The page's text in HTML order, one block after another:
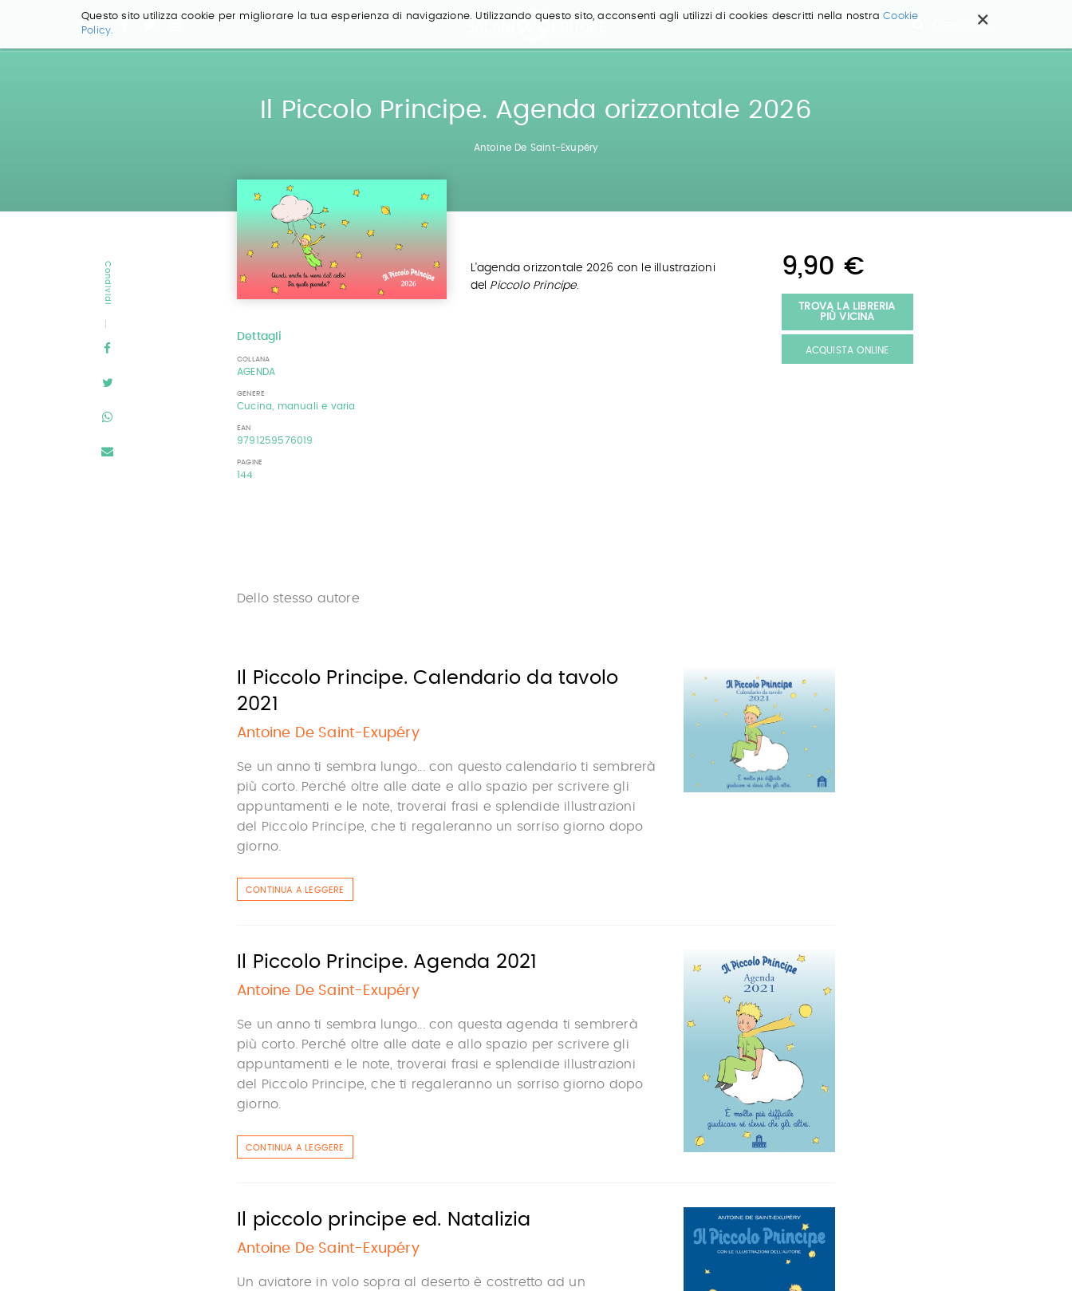
×
Questo sito utilizza cookie per migliorare la tua esperienza di navigazione. Utilizzando questo sito, acconsenti agli utilizzi di cookies descritti nella nostraCookie
Policy.
Cerca ...
Il Piccolo Principe. Agenda orizzontale 2026
Antoine De Saint-Exupéry
Condividi
Dettagli
COLLANA
AGENDA
GENERE
Cucina, manuali e varia
EAN
9791259576019
PAGINE
144
L'agenda orizzontale 2026 con le illustrazioni
del Piccolo Principe.
9,90 €
TROVA LA LIBRERIA
PIÙ VICINA
ACQUISTA ONLINE
Dello stesso autore
Il Piccolo Principe. Calendario da tavolo
2021
Antoine De Saint-Exupéry
Se un anno ti sembra lungo... con questo calendario ti sembrerà
più corto. Perché oltre alle date e allo spazio per scrivere gli
appuntamenti e le note, troverai frasi e splendide illustrazioni
del Piccolo Principe, che ti regaleranno un sorriso giorno dopo
giorno.
CONTINUA A LEGGERE
Il Piccolo Principe. Agenda 2021
Antoine De Saint-Exupéry
Se un anno ti sembra lungo... con questa agenda ti sembrerà
più corto. Perché oltre alle date e allo spazio per scrivere gli
appuntamenti e le note, troverai frasi e splendide illustrazioni
del Piccolo Principe, che ti regaleranno un sorriso giorno dopo
giorno.
CONTINUA A LEGGERE
Il piccolo principe ed. Natalizia
Antoine De Saint-Exupéry
Un aviatore in volo sopra al deserto è costretto ad un